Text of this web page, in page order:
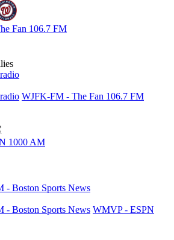
Fan 106.7 FM
WJFK-FM - The Fan 106.7 FM
1000 AM
- Boston Sports News
- Boston Sports News WMVP - ESPN